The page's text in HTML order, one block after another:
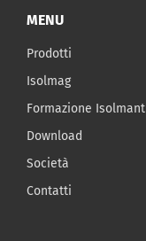
MENU
Prodotti
Isolmag
Formazione Isolmant
Download
Società
Contatti